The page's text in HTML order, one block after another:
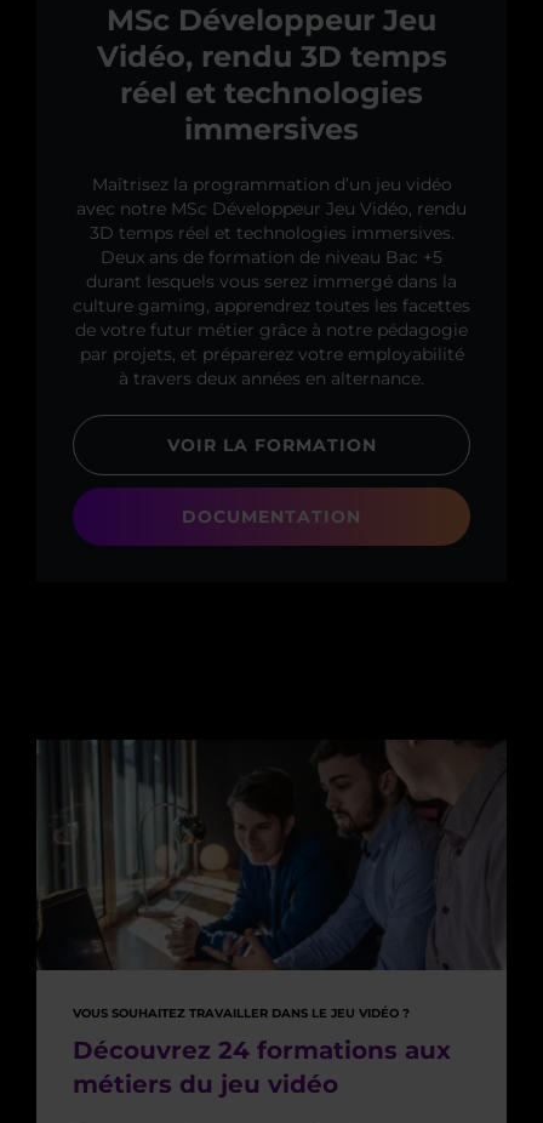
MSc Développeur Jeu
Vidéo, rendu 3D temps
réel et technologies
immersives
Maîtrisez la programmation d’un jeu vidéo
avec notre MSc Développeur Jeu Vidéo, rendu
3D temps réel et technologies immersives.
Deux ans de formation de niveau Bac +5
durant lesquels vous serez immergé dans la
culture gaming, apprendrez toutes les facettes
de votre futur métier grâce à notre pédagogie
par projets, et préparerez votre employabilité
à travers deux années en alternance.
VOIR LA FORMATION
DOCUMENTATION
VOUS SOUHAITEZ TRAVAILLER DANS LE JEU VIDÉO ?
Découvrez 24 formations aux
métiers du jeu vidéo